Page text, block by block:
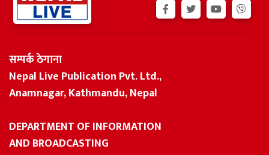
सम्पर्क ठेगाना
Nepal Live Publication Pvt. Ltd.,
Anamnagar, Kathmandu, Nepal
DEPARTMENT OF INFORMATION
AND BROADCASTING